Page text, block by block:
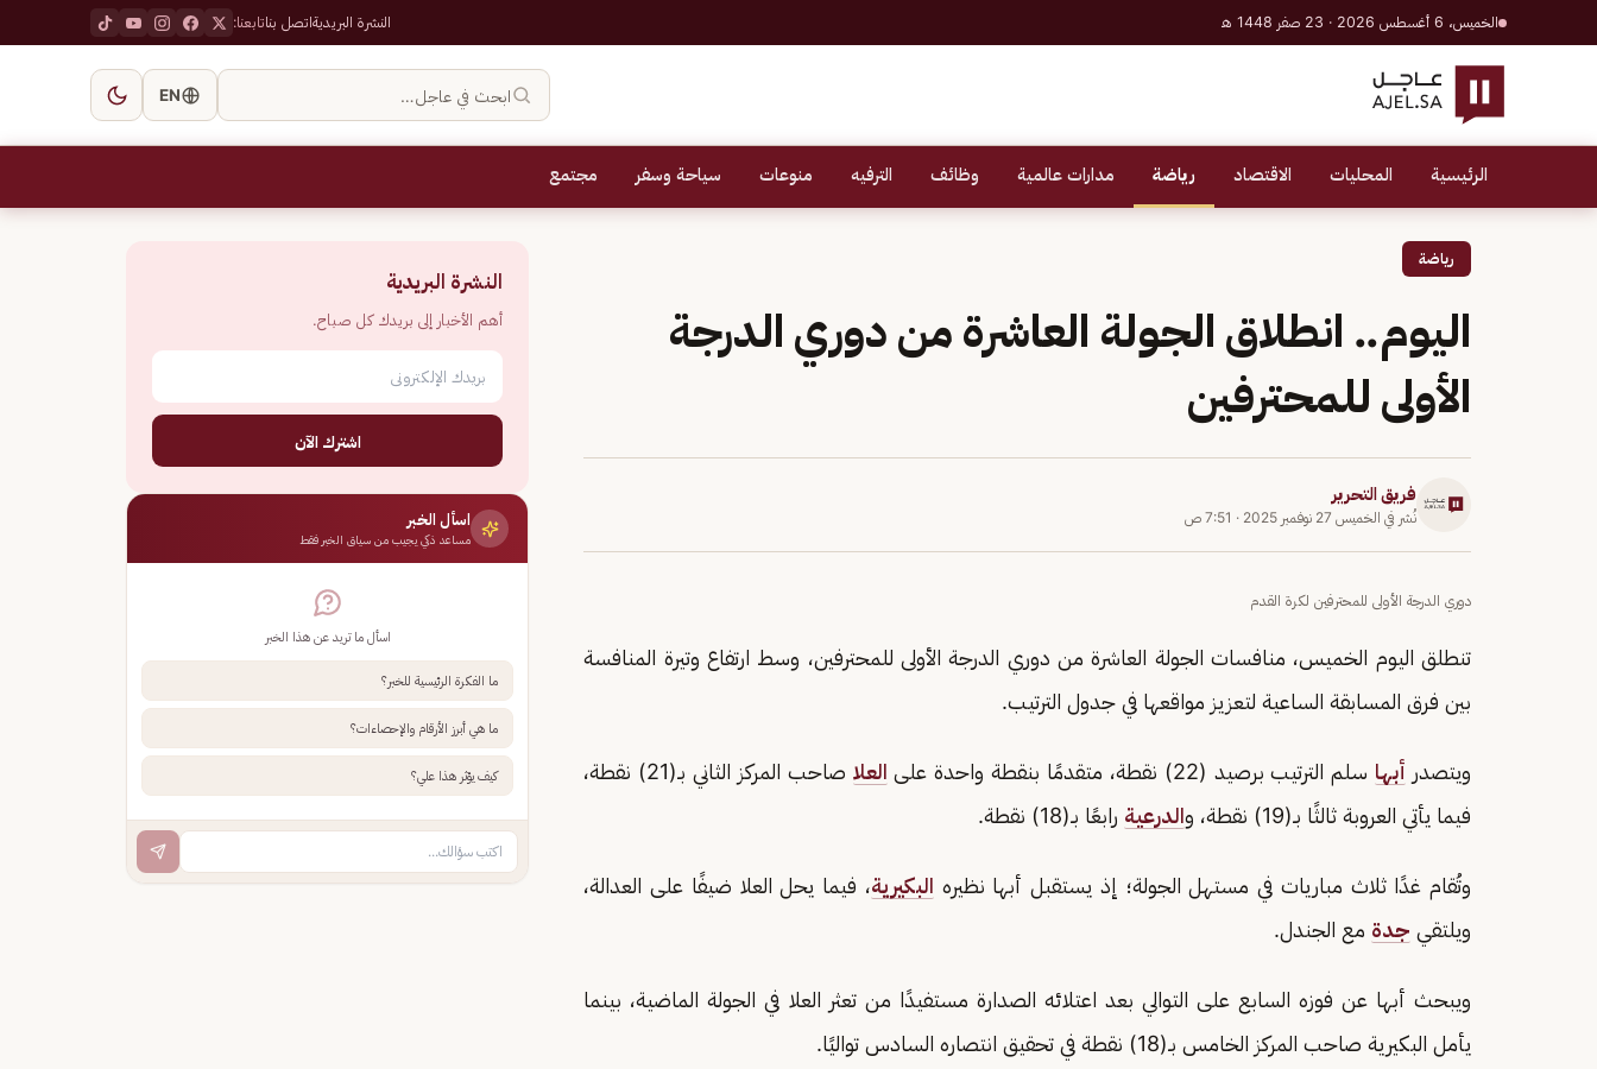
الخميس، 6 أغسطس 2026 · 23 صفر 1448 هـ النشرة البريديةاتصل بناتابعنا:
ابحث في عاجل… EN
الرئيسية المحليات الاقتصاد رياضة مدارات عالمية وظائف الترفيه منوعات سياحة وسفر مجتمع
رياضة
اليوم.. انطلاق الجولة العاشرة من دوري الدرجة
الأولى للمحترفين
فريق التحرير
نُشر في الخميس 27 نوفمبر 2025 · 7:51 ص
دوري الدرجة الأولى للمحترفين لكرة القدم
تنطلق اليوم الخميس، منافسات الجولة العاشرة من دوري الدرجة الأولى للمحترفين، وسط ارتفاع وتيرة المنافسة
بين فرق المسابقة الساعية لتعزيز مواقعها في جدول الترتيب.
ويتصدر أبها سلم الترتيب برصيد (22) نقطة، متقدمًا بنقطة واحدة على العلا
صاحب المركز الثاني بـ(21) نقطة،
فيما يأتي العروبة ثالثًا بـ(19) نقطة، و
الدرعية رابعًا بـ(18) نقطة.
وتُقام غدًا ثلاث مباريات في مستهل الجولة؛ إذ يستقبل أبها نظيره البكيرية، فيما يحل العلا ضيفًا على العدالة،
ويلتقي جدة مع الجندل.
ويبحث أبها عن فوزه السابع على التوالي بعد اعتلائه الصدارة مستفيدًا من تعثر العلا في الجولة الماضية، بينما
يأمل البكيرية صاحب المركز الخامس بـ(18) نقطة في تحقيق انتصاره السادس تواليًا.
النشرة البريدية
أهم الأخبار إلى بريدك كل صباح.
اشترك الآن
اسأل الخبر
مساعد ذكي يجيب من سياق الخبر فقط
اسأل ما تريد عن هذا الخبر
ما الفكرة الرئيسية للخبر؟
ما هي أبرز الأرقام والإحصاءات؟
كيف يؤثر هذا علي؟